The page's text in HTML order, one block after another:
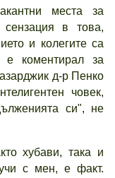
места за
в това,
и колегите са
е коментирал за
д-р Пенко
човек,
си", не
хубави, така и
с мен, е факт.